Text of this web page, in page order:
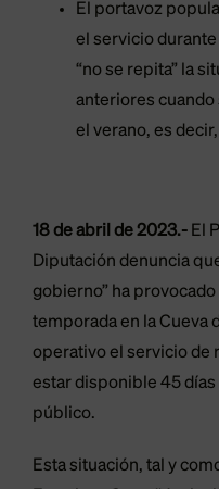
El portavoz
el servicio durante
“no se repita” la
anteriores
el verano, es
18 de abril de 2023.- El
Diputación denuncia
gobierno” ha provocado
temporada en la Cueva
operativo el servicio de
estar disponible 45
público.
Esta situación, tal y